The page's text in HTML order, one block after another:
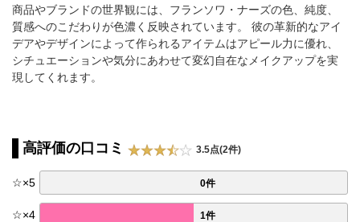
商品やブランドの世界観には、フランソワ・ナーズの色、純度、
質感へのこだわりが色濃く反映されています。 彼の革新的なアイ
デアやデザインによって作られるアイテムはアピール力に優れ、
シチュエーションや気分にあわせて変幻自在なメイクアップを実
現してくれます。
高評価の口コミ 3.5点(2件)
☆×5 0件
☆×4 1件